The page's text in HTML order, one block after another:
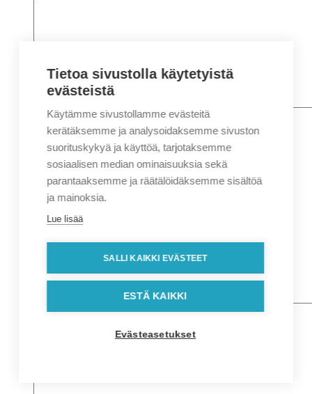
Nimi*
Etunimi
Sukunimi
Sähköposti*
Puhelin*
Osoitetiedot
Lähiosoite
Postinumero
Tietoa sivustolla käytetyistä
evästeistä
Käytämme sivustollamme evästeitä
kerätäksemme ja analysoidaksemme sivuston
suorituskykyä ja käyttöä, tarjotaksemme
sosiaalisen median ominaisuuksia sekä
parantaaksemme ja räätälöidäksemme sisältöä
ja mainoksia.
Lue lisää
SALLI KAIKKI EVÄSTEET
ESTÄ KAIKKI
Evästeasetukset